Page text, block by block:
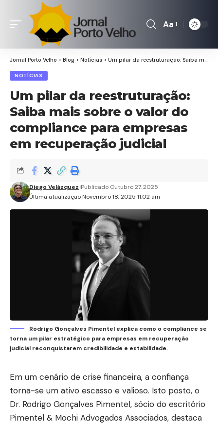
Font
Aa
Jornal Porto Velho > Blog > Notícias > Um pilar da reestruturação: Saiba mais sobre o valor do compliance para empresas em recuperação judicial
NOTÍCIAS
Um pilar da reestruturação:
Saiba mais sobre o valor do
compliance para empresas
em recuperação judicial
Última atualização Novembro 18, 2025 11:02 am
Diego Velázquez Publicado Outubro 27, 2025
Rodrigo Gonçalves Pimentel explica como o compliance se
torna um pilar estratégico para empresas em recuperação
judicial reconquistarem credibilidade e estabilidade.
Em um cenário de crise financeira, a confiança
torna-se um ativo escasso e valioso. Isto posto, o
Dr. Rodrigo Gonçalves Pimentel, sócio do escritório
Pimentel & Mochi Advogados Associados, destaca